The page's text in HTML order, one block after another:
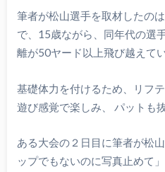
筆者が松山選手を取材したの
で、15歳ながら、同年代の選
離が50ヤード以上飛び越えてい
基礎体力を付けるため、リフ
遊び感覚で楽しみ、 パットも
ある大会の２日目に筆者が松
ップでもないのに写真止めて